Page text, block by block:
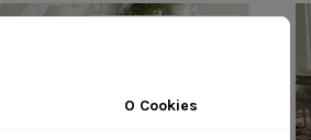
O Cookies